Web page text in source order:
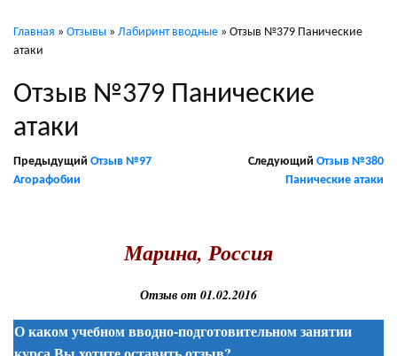
Главная » Отзывы » Лабиринт вводные » Отзыв №379 Панические
атаки
Отзыв №379 Панические
атаки
Предыдущий Отзыв №97
Агорафобии
Следующий Отзыв №380
Панические атаки
Марина, Россия
Отзыв от 01.02.2016
О каком учебном вводно-подготовительном занятии